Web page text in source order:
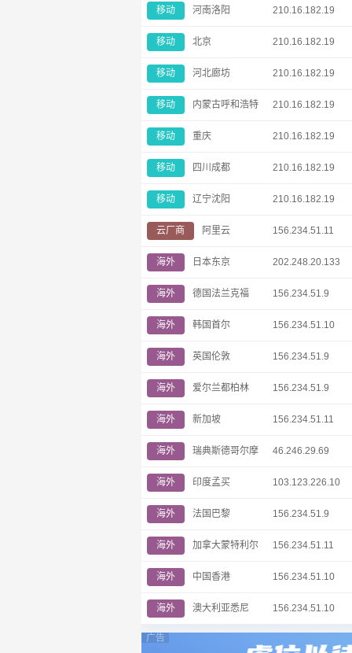
移动 河南洛阳 210.16.182.19
移动 北京 210.16.182.19
移动 河北廊坊 210.16.182.19
移动 内蒙古呼和浩特 210.16.182.19
移动 重庆 210.16.182.19
移动 四川成都 210.16.182.19
移动 辽宁沈阳 210.16.182.19
云厂商 阿里云 156.234.51.11
海外 日本东京 202.248.20.133
海外 德国法兰克福 156.234.51.9
海外 韩国首尔 156.234.51.10
海外 英国伦敦 156.234.51.9
海外 爱尔兰都柏林 156.234.51.9
海外 新加坡 156.234.51.11
海外 瑞典斯德哥尔摩 46.246.29.69
海外 印度孟买 103.123.226.10
海外 法国巴黎 156.234.51.9
海外 加拿大蒙特利尔 156.234.51.11
海外 中国香港 156.234.51.10
海外 澳大利亚悉尼 156.234.51.10
广告